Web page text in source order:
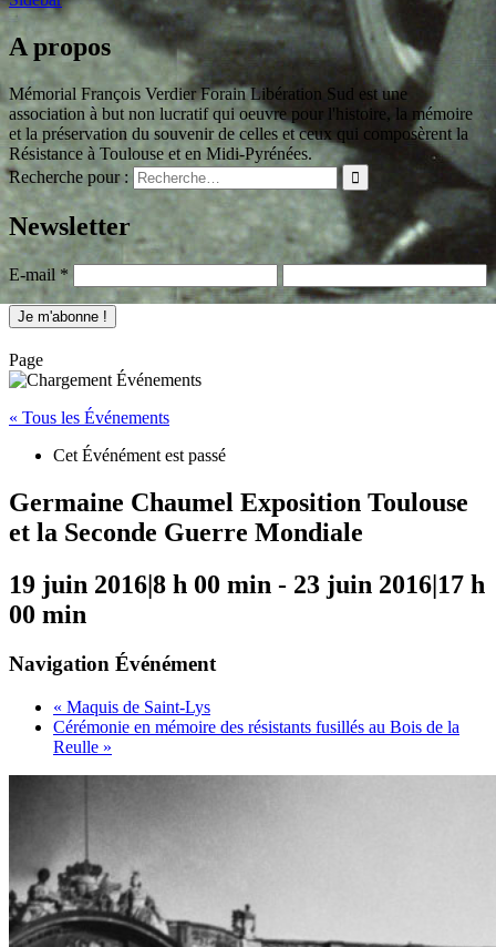
A propos
Mémorial François Verdier Forain Libération Sud est une
association à but non lucratif qui oeuvre pour l'histoire, la mémoire
et la préservation du souvenir de celles et ceux qui composèrent la
Résistance à Toulouse et en Midi-Pyrénées.
Recherche pour :
Newsletter
E-mail *
Page
« Tous les Événements
Cet Événément est passé
Germaine Chaumel Exposition Toulouse
et la Seconde Guerre Mondiale
19 juin 2016|8 h 00 min - 23 juin 2016|17 h
00 min
Navigation Événément
« Maquis de Saint-Lys
Cérémonie en mémoire des résistants fusillés au Bois de la
Reulle »